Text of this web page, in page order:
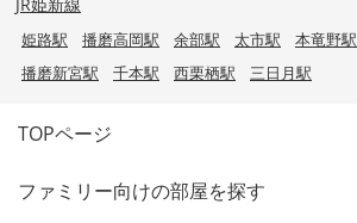
姫路駅 播磨高岡駅 余部駅 太市駅 本竜野駅
播磨新宮駅
千本駅 西栗栖駅 三日月駅
TOPページ
ファミリー向けの部屋を探す